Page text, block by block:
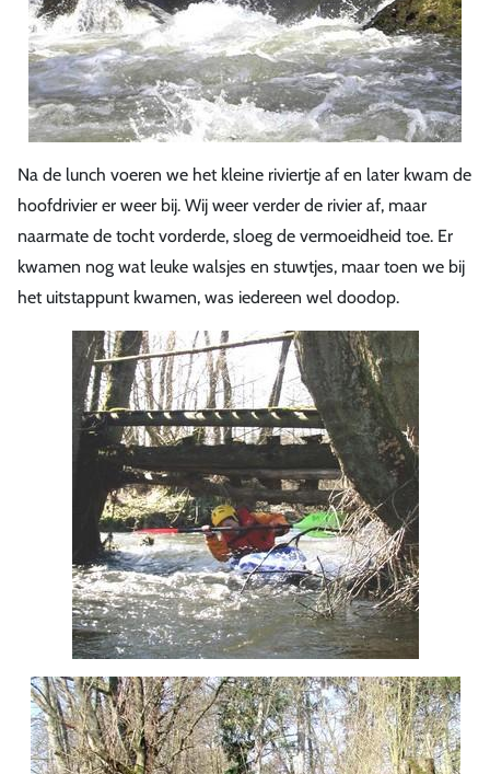
Na de lunch voeren we het kleine riviertje af en later kwam de
hoofdrivier er weer bij. Wij weer verder de rivier af, maar
naarmate de tocht vorderde, sloeg de vermoeidheid toe. Er
kwamen nog wat leuke walsjes en stuwtjes, maar toen we bij
het uitstappunt kwamen, was iedereen wel doodop.